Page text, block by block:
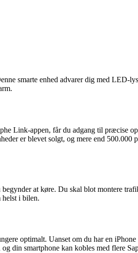
smarte enhed advarer dig med LED-
Link-appen, får du adgang til præcise
er blevet solgt, og mere end 500.000
at køre. Du skal blot montere
helst i bilen.
optimalt. Uanset om du har en
din smartphone kan kobles med flere